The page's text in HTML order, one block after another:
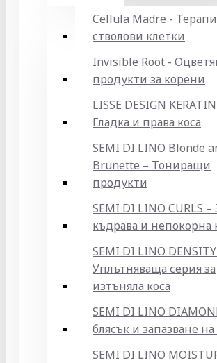
Cellula Madre -
стволови клетки
Invisible Root -
продукти за корени
LISSE DESIGN
Гладка и права коса
SEMI DI LINO Blonde
Brunette – Тониращи
продукти
SEMI DI LINO CURLS –
къдрава и непокорна
SEMI DI LINO
Уплътняваща серия за
изтъняла коса
SEMI DI LINO
блясък и запазване
SEMI DI LINO